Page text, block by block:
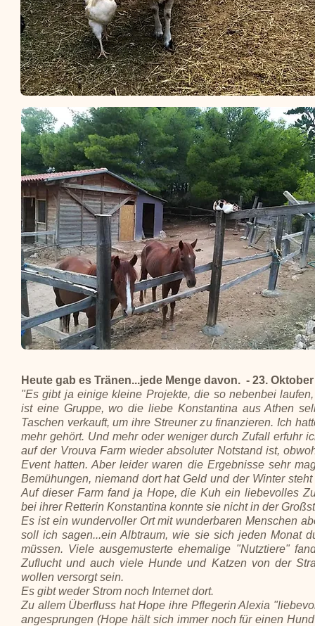
Heute gab es Tränen...jede Menge davon. - 23. Oktober
"Es gibt ja einige kleine Projekte, die so nebenbei
ist eine Gruppe, wo die liebe Konstantina aus Athen
Taschen verkauft, um ihre Streuner zu finanzieren. Ich
mehr gehört. Und mehr oder weniger durch Zufall erfuhr
auf der Vrouva Farm wieder absoluter Notstand ist,
Event hatten. Aber leider waren die Ergebnisse sehr
Bemühungen, niemand dort hat Geld und der Winter
Auf dieser Farm fand ja Hope, die Kuh ein liebevolles
bei ihrer Retterin Konstantina konnte sie nicht in der
Es ist ein wundervoller Ort mit wunderbaren Menschen
soll ich sagen...ein Albtraum, wie sie sich jeden Monat
müssen. Viele ausgemusterte ehemalige "Nutztiere"
Zuflucht und auch viele Hunde und Katzen von der
wollen versorgt sein.
Es gibt weder Strom noch Internet dort.
Zu allem Überfluss hat Hope ihre Pflegerin Alexia
angesprungen (Hope hält sich immer noch für einen